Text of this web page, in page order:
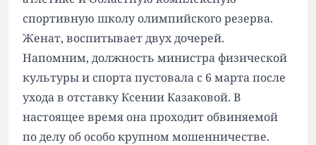
спортивную школу олимпийского резерва.
Женат, воспитывает двух дочерей.
Напомним, должность министра физической
культуры и спортапустовала с 6 марта после
ухода в отставку Ксении Казаковой. В
настоящее время онапроходит обвиняемой
по делу об особо крупном мошенничестве.